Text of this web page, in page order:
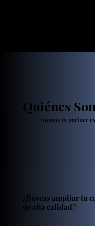
Quiénes
Somos tu partner
¿Buscas ampliar tu
de alta calidad?